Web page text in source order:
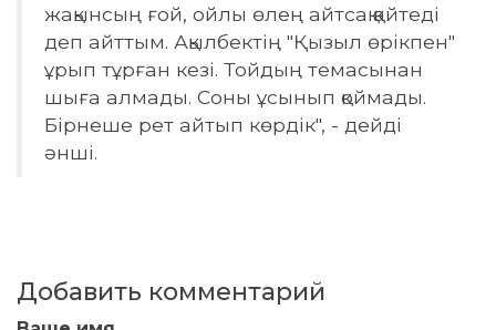
жақынсың ғой, ойлы өлең айтсақ қайтеді
деп айттым. Ақылбектің "Қызыл өрікпен"
ұрып тұрған кезі. Тойдың темасынан
шыға алмады. Соны ұсынып қоймады.
Бірнеше рет айтып көрдік", - дейді
әнші.
Добавить комментарий